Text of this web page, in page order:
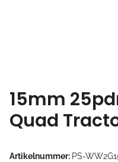
15mm
Quad
Artikelnummer: PS-